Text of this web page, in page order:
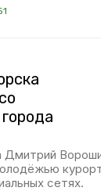
Дмитрий
сетях.